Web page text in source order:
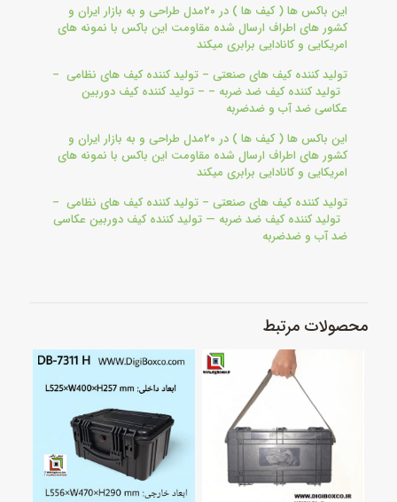
این باکس ها ( کیف ها ) در ۲۰مدل طراحی و به بازار ایران و
کشور های اطراف ارسال شده مقاومت این باکس با نمونه های
امریکایی و کانادایی برابری میکند
تولید کننده کیف های صنعتی – تولید کننده کیف های نظامی –
تولید کننده کیف ضد ضربه – – تولید کننده کیف دوربین
عکاسی ضد آب و ضدضربه
این باکس ها ( کیف ها ) در ۲۰مدل طراحی و به بازار ایران و
کشور های اطراف ارسال شده مقاومت این باکس با نمونه های
امریکایی و کانادایی برابری میکند
تولید کننده کیف های صنعتی – تولید کننده کیف های نظامی –
تولید کننده کیف ضد ضربه — تولید کننده کیف دوربین عکاسی
ضد آب و ضدضربه
محصولات مرتبط